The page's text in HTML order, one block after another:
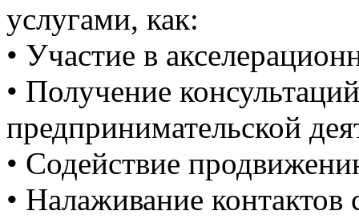
услугами, как:
• Участие в
• Получение
предпринимательской
• Содействие
• Налаживание контактов